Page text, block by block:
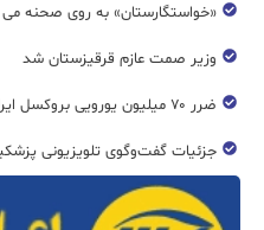
«خواستگارستان» به روی صحنه می
وزیر صمت عازم قرقیزستان شد
ضرر ۷۰ میلیون یورویی بروکسل ایرلاینز از جنگ علیه ایران
جزئیات گفت‌وگوی تلویزیونی